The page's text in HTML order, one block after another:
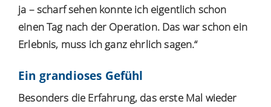
ja – scharf sehen konnte ich eigentlich schon
einen Tag nach der Operation. Das war schon ein
Erlebnis, muss ich ganz ehrlich sagen.“
Ein grandioses Gefühl
Besonders die Erfahrung, das erste Mal wieder